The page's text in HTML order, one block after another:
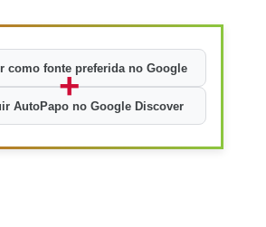
como fonte preferida no Google
+
AutoPapo no Google Discover